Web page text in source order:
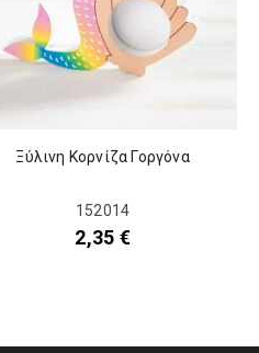
Ξύλινη Κορνίζα Γοργόνα
152014
2,35 €